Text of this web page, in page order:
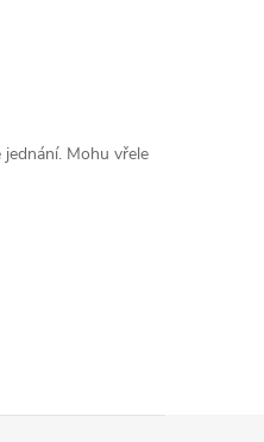
Mohu vřele